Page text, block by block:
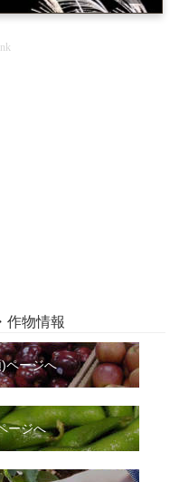
作物情報
ページへ
ージへ